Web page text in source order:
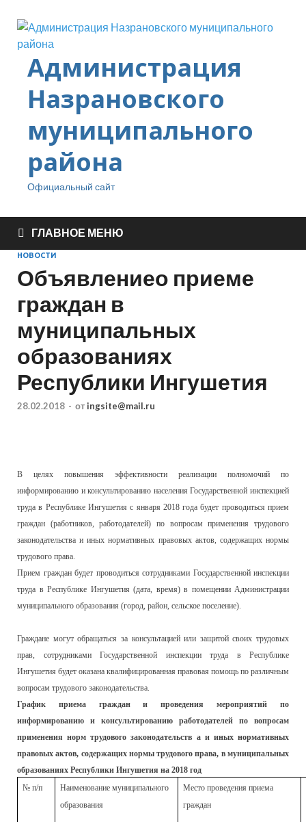
Администрация
Назрановского
муниципального
района
Официальный сайт
ГЛАВНОЕ МЕНЮ
НОВОСТИ
Объявлениео приеме
граждан в
муниципальных
образованиях
Республики Ингушетия
28.02.2018 - от ingsite@mail.ru
В целях повышения эффективности реализации полномочий по
информированию и консультированию населения Государственной инспекцией
труда в Республике Ингушетия с января 2018 года будет проводиться прием
граждан (работников, работодателей) по вопросам применения трудового
законодательства и иных нормативных правовых актов, содержащих нормы
трудового права.
Прием граждан будет проводиться сотрудниками Государственной инспекции
труда в Республике Ингушетия (дата, время) в помещении Администрации
муниципального образования (город, район, сельское поселение).
Граждане могут обращаться за консультацией или защитой своих трудовых
прав, сотрудниками Государственной инспекции труда в Республике
Ингушетия будет оказана квалифицированная правовая помощь по различным
вопросам трудового законодательства.
График приема граждан и проведения мероприятий по
информированию и консультированию работодателей по вопросам
применения норм трудового законодательств а и иных нормативных
правовых актов, содержащих нормы трудового права, в муниципальных
образованиях Республики Ингушетия на 2018 год
№ п/п
Наименование муниципального
образования
Место проведения приема
граждан